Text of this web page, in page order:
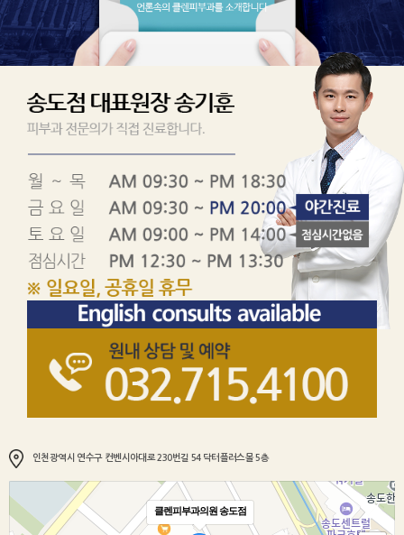
인천광역시 연수구 컨벤시아대로 230번길 54 닥터플러스몰 5층
클렌피부과의원 송도점